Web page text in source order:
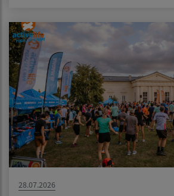
28.07.2026